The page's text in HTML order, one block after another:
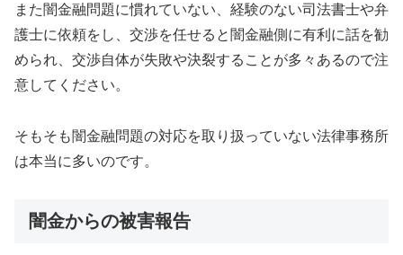
また闇金融問題に慣れていない、経験のない司法書士や弁
護士に依頼をし、交渉を任せると闇金融側に有利に話を勧
められ、交渉自体が失敗や決裂することが多々あるので注
意してください。
そもそも闇金融問題の対応を取り扱っていない法律事務所
は本当に多いのです。
闇金からの被害報告